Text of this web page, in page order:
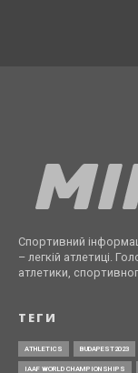
Спортивний
– легкій атлетиці.
атлетики,
ТЕГИ
ATHLETICS BUDAPEST2023
IAAF WORLD CHAMPIONSHIPS